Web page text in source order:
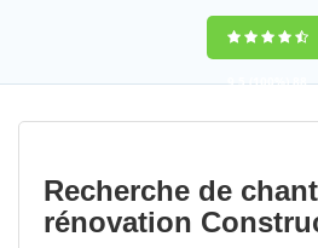
9,5(100%)88
votes
Recherche de
rénovation